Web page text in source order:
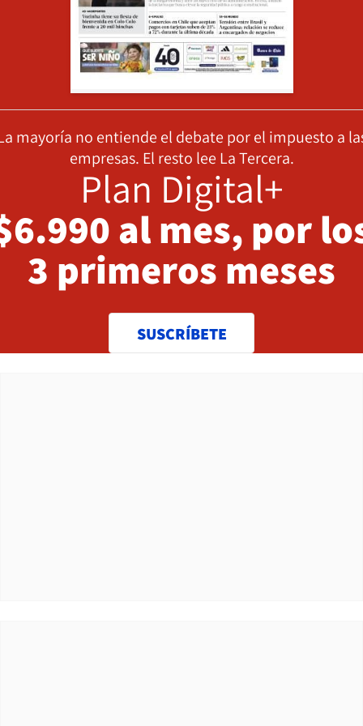
mayoría no entiende el debate por el impuesto a
empresas. El resto lee La Tercera.
Plan Digital+
al mes, por
3 primeros meses
SUSCRÍBETE